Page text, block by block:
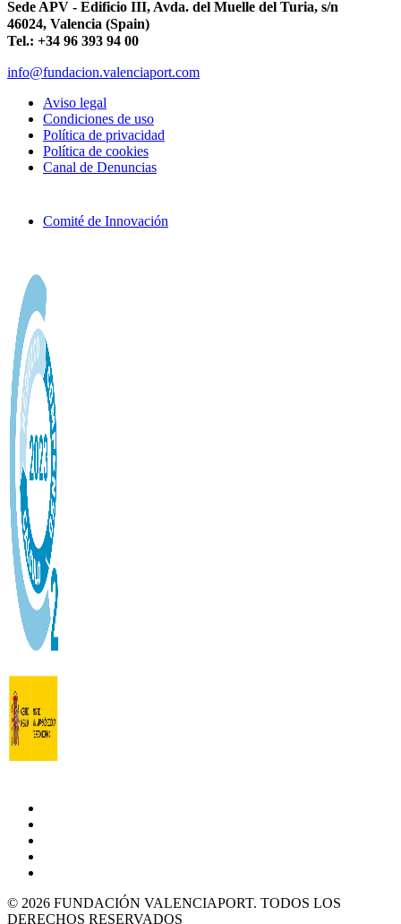
Sede APV - Edificio III, Avda. del Muelle del Turia, s/n
46024, Valencia (Spain)
Tel.: +34 96 393 94 00
info@fundacion.valenciaport.com
Aviso legal
Condiciones de uso
Política de privacidad
Política de cookies
Canal de Denuncias
Comité de Innovación
© 2026 FUNDACIÓN VALENCIAPORT. TODOS LOS
DERECHOS RESERVADOS